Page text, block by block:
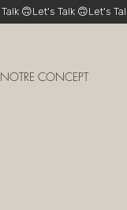
NOTRE CONCEPT